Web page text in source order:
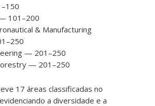
101–200
& Manufacturing
— 201–250
— 201–250
17 áreas classificadas no
a diversidade e a